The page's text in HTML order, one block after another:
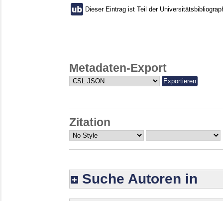
Dieser Eintrag ist Teil der
Metadaten-Export
Zitation
Suche Autoren in